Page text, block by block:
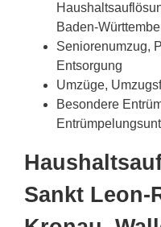
Baden-
Seniorenumzug,
Entsorgung
Umzüge,
Besondere
Sankt Leon-